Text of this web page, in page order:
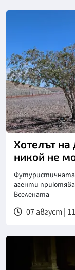
Хотелът
никой не
Футуристичната
агенти
Вселената
07 август |